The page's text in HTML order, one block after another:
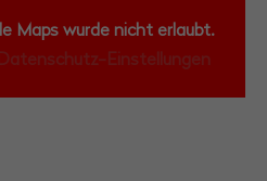
Maps wurde nicht erlaubt.